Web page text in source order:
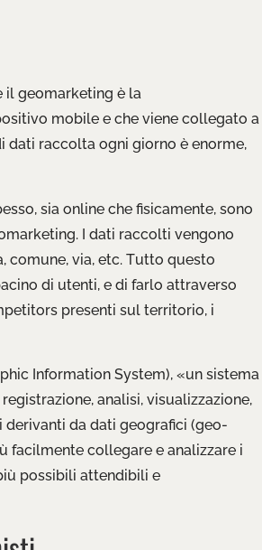
il geomarketing è la
mobile e che viene collegato a
dati raccolta ogni giorno è enorme,
sia online che fisicamente, sono
I dati raccolti vengono
comune, via, etc. Tutto questo
di utenti, e di farlo attraverso
presenti sul territorio, i
Information System), «un sistema
analisi, visualizzazione,
derivanti da dati geografici (geo-
facilmente collegare e analizzare i
possibili attendibili e